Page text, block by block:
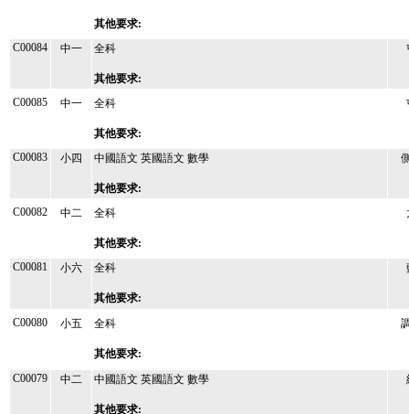
其他要求:
C00084 中一 全科
其他要求:
C00085 中一 全科
其他要求:
C00083 小四 中國語文 英國語文 數學
其他要求:
C00082 中二 全科
其他要求:
C00081 小六 全科
其他要求:
C00080 小五 全科
其他要求:
C00079 中二 中國語文 英國語文 數學
其他要求: